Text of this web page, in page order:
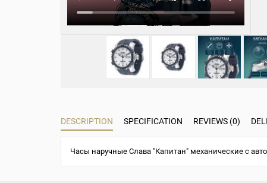
DESCRIPTION SPECIFICATION REVIEWS (0)
Часы наручные Слава "Капитан" механические с